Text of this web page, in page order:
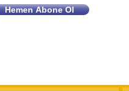
Hemen Abone Ol